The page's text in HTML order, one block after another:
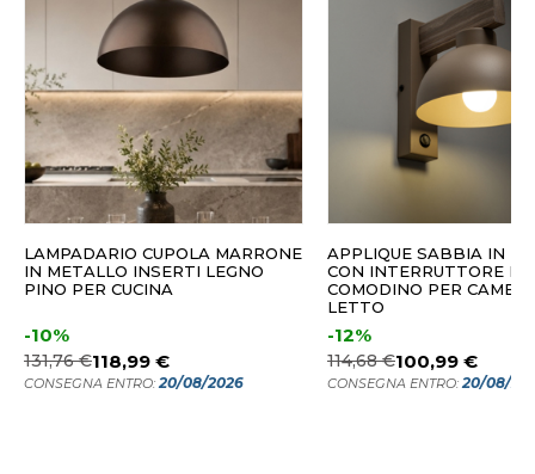
LAMPADARIO CUPOLA MARRONE
IN METALLO INSERTI LEGNO
PINO PER CUCINA
-10%
131,76 €118,99 €
CONSEGNA ENTRO:20/08/2026
APPLIQUE SABBIA IN
CON INTERRUTTORE DA
COMODINO PER
LETTO
-12%
114,68 €100,99 €
CONSEGNA ENTRO:20/08/